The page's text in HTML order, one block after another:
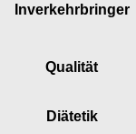
Inverkehr­bringer
Qualität
Diätetik